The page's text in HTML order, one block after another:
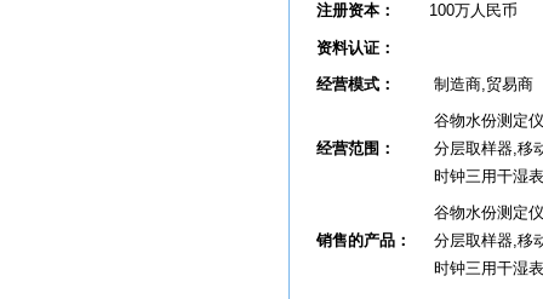
注册资本：
100万人民币
资料认证：
经营模式：
制造商,贸易商
经营范围：
谷物水份测定
分层取样器,移
时钟三用干湿
销售的产品：
谷物水份测定
分层取样器,移
时钟三用干湿